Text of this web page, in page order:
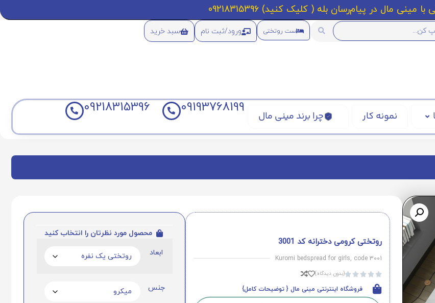
با مینی مال در پیام‌رسان بله ( کلیک کنید) 09218315396
ست روتختی ورود/ثبت نام سبد خرید
نمونه کار چرا برند مینی مال
09193768199
09218315396
روتختی کرومی دخترانه کد 3001
Kuromi bedspread for girls, code 3001




(بدون دیدگاه)
فروشگاه اینترنتی مینی مال { توضیحات کامل}
محصول مورد نظرتان را انتخاب کنید
ابعاد
جنس